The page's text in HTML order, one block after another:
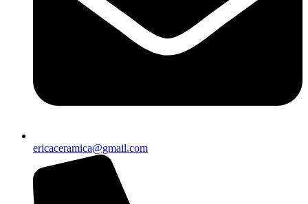
ericaceramica@gmail.com